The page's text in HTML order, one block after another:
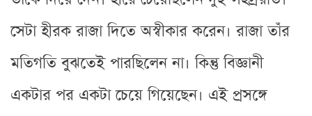
সেটা হীরক রাজা দিতে অস্বীকার করেন। রাজা তাঁর
মতিগতি বুঝতেই পারছিলেন না। কিন্তু বিজ্ঞানী
একটার পর একটা চেয়ে গিয়েছেন। এই প্রসঙ্গে